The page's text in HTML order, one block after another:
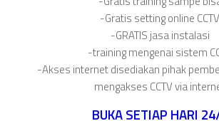
-Gratis setting online CCTV
-GRATIS jasa instalasi
-training mengenai sistem
-Akses internet disediakan pihak
mengakses CCTV via
BUKA SETIAP HARI